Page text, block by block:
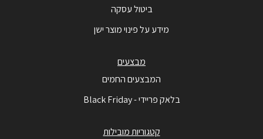
ביטול עסקה
מידע על פינוי מוצר ישן
מבצעים
המבצעים החמים
בלאק פריידי - Black Friday
קטגוריות מובילות